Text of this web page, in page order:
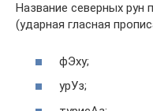
Название северных рун
(ударная гласная
фЭху;
урУз;